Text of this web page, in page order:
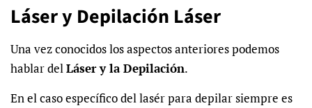
Láser y Depilación Láser
Una vez conocidos los aspectos anteriores podemos
hablar delLáser y la Depilación.
En el caso específico del lasér para depilar siempre es